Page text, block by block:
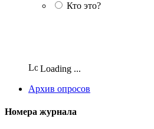
Кто это?
Loading ...
Архив опросов
Номера журнала